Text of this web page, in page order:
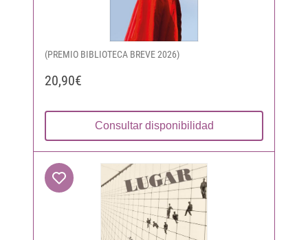
(PREMIO BIBLIOTECA BREVE 2026)
20,90€
Consultar disponibilidad